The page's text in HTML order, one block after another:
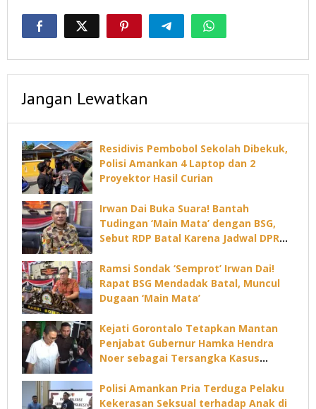
Jangan Lewatkan
Residivis Pembobol Sekolah Dibekuk,
Polisi Amankan 4 Laptop dan 2
Proyektor Hasil Curian
Irwan Dai Buka Suara! Bantah
Tudingan ‘Main Mata’ dengan BSG,
Sebut RDP Batal Karena Jadwal DPRD
Ramsi Sondak ‘Semprot’ Irwan Dai!
Rapat BSG Mendadak Batal, Muncul
Dugaan ‘Main Mata’
Kejati Gorontalo Tetapkan Mantan
Penjabat Gubernur Hamka Hendra
Noer sebagai Tersangka Kasus
Polisi Amankan Pria Terduga Pelaku
Kekerasan Seksual terhadap Anak di